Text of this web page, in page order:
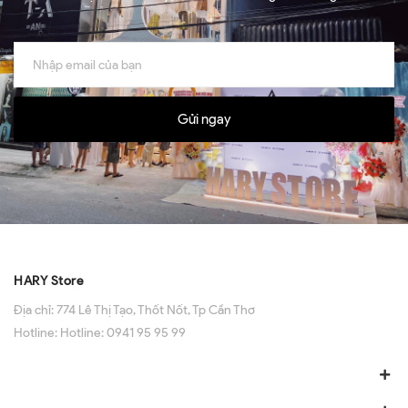
Gửi ngay
HARY Store
Địa chỉ:774 Lê Thị Tạo, Thốt Nốt, Tp Cần Thơ
Hotline: Hotline: 0941 95 95 99